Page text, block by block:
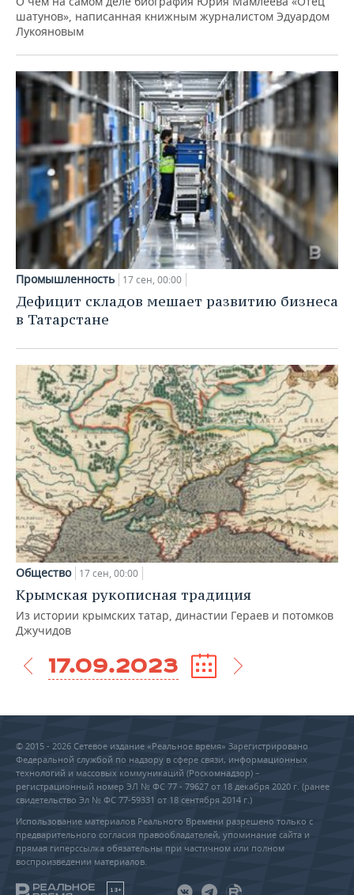
шатунов», написанная книжным журналистом Эдуардом
Лукояновым
Промышленность 17 сен, 00:00
Дефицит складов мешает развитию бизнеса
в Татарстане
Общество 17 сен, 00:00
Крымская рукописная традиция
Из истории крымских татар, династии Гераев и потомков
Джучидов
17.09.2023
© 2015 - 2026 Сетевое издание «Реальное время» Зарегистрировано
Федеральной службой по надзору в сфере связи, информационных
технологий и массовых коммуникаций (Роскомнадзор) –
регистрационный номер ЭЛ № ФС 77 - 79627 от 18 декабря 2020 г. (ранее
свидетельство Эл № ФС 77-59331 от 18 сентября 2014 г.)
Использование материалов Реального Времени разрешено только с
предварительного согласия правообладателей, упоминание сайта и
прямая гиперссылка обязательны при частичном или полном
воспроизведении материалов.
18+